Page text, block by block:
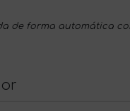
de forma automática